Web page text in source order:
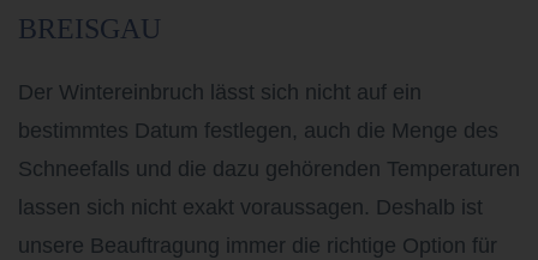
BREISGAU
Der Wintereinbruch lässt sich nicht auf ein
bestimmtes Datum festlegen, auch die Menge des
Schneefalls und die dazu gehörenden Temperaturen
lassen sich nicht exakt voraussagen. Deshalb ist
unsere Beauftragung immer die richtige Option für